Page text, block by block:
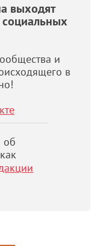
выходят
и
в
об